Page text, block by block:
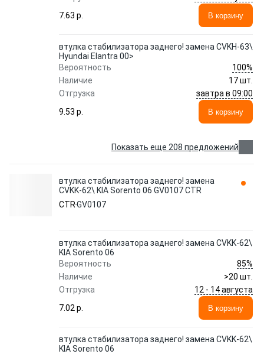
7.63 p.
В корзину
втулка стабилизатора заднего! замена CVKH-63\
Hyundai Elantra 00>
Вероятность
100%
Наличие
17 шт.
Отгрузка
завтра в 09:00
9.53 p.
В корзину
Показать еще 208 предложений
втулка стабилизатора заднего! замена
CVKK-62\ KIA Sorento 06 GV0107 CTR
CTRGV0107
втулка стабилизатора заднего! замена CVKK-62\
KIA Sorento 06
Вероятность
85%
Наличие
>20 шт.
Отгрузка
12 - 14 августа
7.02 p.
В корзину
втулка стабилизатора заднего! замена CVKK-62\
KIA Sorento 06